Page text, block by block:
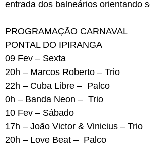
entrada dos balneários orientando
PROGRAMAÇÃO CARNAVAL
PONTAL DO IPIRANGA
09 Fev – Sexta
20h – Marcos Roberto – Trio
22h – Cuba Libre – Palco
0h – Banda Neon – Trio
10 Fev – Sábado
17h – João Victor & Vinicius – Trio
20h – Love Beat – Palco